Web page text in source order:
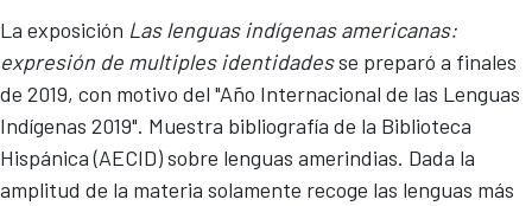
La exposición Las lenguas indígenas americanas:
expresión de multiples identidadesse preparó a finales
de 2019, con motivo del "Año Internacional de las Lenguas
Indígenas 2019". Muestra bibliografía de la Biblioteca
Hispánica (AECID) sobre lenguas amerindias. Dada la
amplitud de la materia solamente recoge las lenguas más